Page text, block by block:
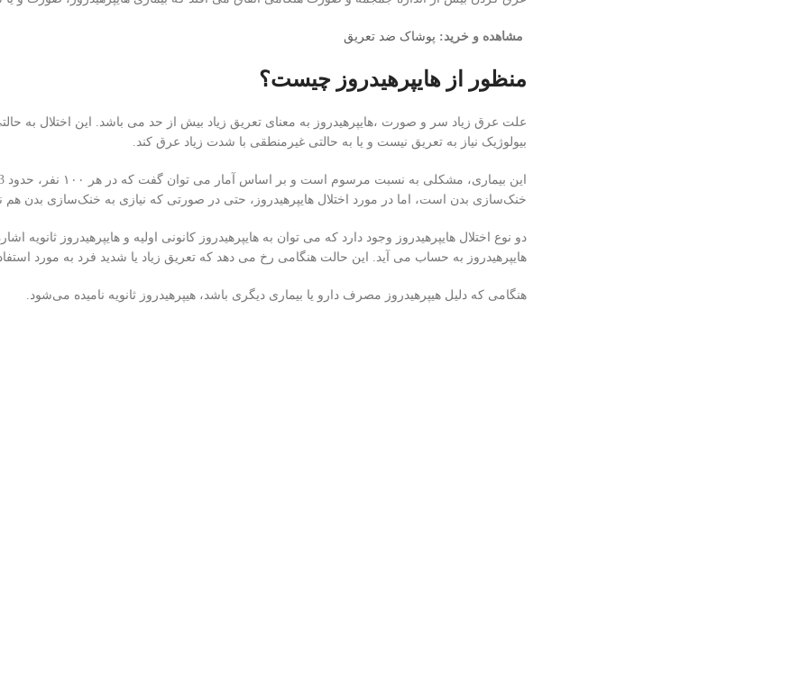
مشاهده و خرید: پوشاک ضد تعریق
منظور از هایپرهیدروز چیست؟
علت عرق زیاد سر و صورت ،هایپرهیدروز به معنای تعریق زیاد بیش از حد می باشد. این اختلال به
بیولوژیک نیاز به تعریق نیست و یا به حالتی غیرمنطقی با شدت زیاد عرق کند.
خنک‌سازی بدن است، اما در مورد اختلال هایپرهیدروز، حتی در صورتی که نیازی به خنک‌سازی بدن هم
دو نوع اختلال هایپرهیدروز وجود دارد که می توان به هایپرهیدروز کانونی اولیه و هایپرهیدروز ثانویه
هایپرهیدروز به حساب می آید. این حالت هنگامی رخ می دهد که تعریق زیاد یا شدید فرد به مورد
هنگامی که دلیل هیپرهیدروز مصرف دارو یا بیماری دیگری باشد، هیپرهیدروز ثانویه نامیده می‌شود.